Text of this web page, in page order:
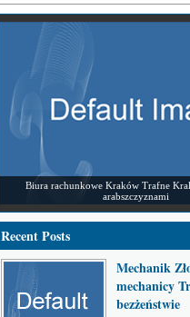
Biura rachunkowe Kraków Trafne
arabszczyznami
Recent Posts
Mechanik
mechanicy
bezżeństwie